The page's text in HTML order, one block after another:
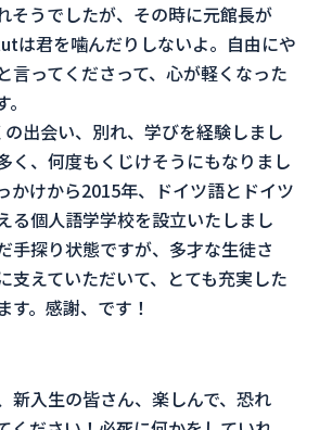
そうでしたが、その時に元館長が
は君を噛んだりしないよ。自由にや
言ってくださって、心が軽くなった
出会い、別れ、学びを経験しまし
く、何度もくじけそうにもなりまし
かけから2015年、ドイツ語とドイツ
る個人語学学校を設立いたしまし
手探り状態ですが、多才な生徒さ
支えていただいて、とても充実した
す。感謝、です！
新入生の皆さん、楽しんで、恐れ